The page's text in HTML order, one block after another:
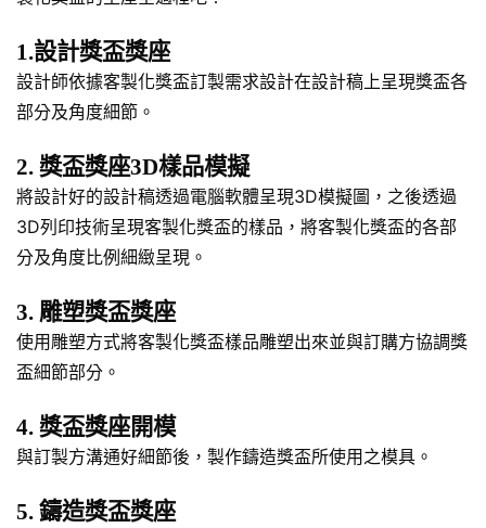
1.設計獎盃獎座
設計師依據客製化獎盃訂製需求設計在設計稿上呈現獎盃各
部分及角度細節。
2. 獎盃獎座3D樣品模擬
將設計好的設計稿透過電腦軟體呈現3D模擬圖，之後透過
3D列印技術呈現客製化獎盃的樣品，將客製化獎盃的各部
分及角度比例細緻呈現。
3. 雕塑獎盃獎座
使用雕塑方式將客製化獎盃樣品雕塑出來並與訂購方協調獎
盃細節部分。
4. 獎盃獎座開模
與訂製方溝通好細節後，製作鑄造獎盃所使用之模具。
5. 鑄造獎盃獎座